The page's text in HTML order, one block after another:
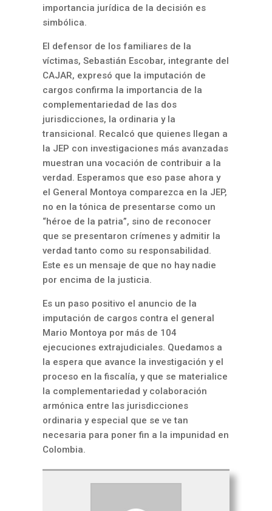
importancia jurídica de la decisión es
simbólica.
El defensor de los familiares de la
víctimas, Sebastián Escobar, integrante del
CAJAR, expresó que la imputación de
cargos confirma la importancia de la
complementariedad de las dos
jurisdicciones, la ordinaria y la
transicional. Recalcó que quienes llegan a
la JEP con investigaciones más avanzadas
muestran una vocación de contribuir a la
verdad. Esperamos que eso pase ahora y
el General Montoya comparezca en la JEP,
no en la tónica de presentarse como un
“héroe de la patria”, sino de reconocer
que se presentaron crímenes y admitir la
verdad tanto como su responsabilidad.
Este es un mensaje de que no hay nadie
por encima de la justicia.
Es un paso positivo el anuncio de la
imputación de cargos contra el general
Mario Montoya por más de 104
ejecuciones extrajudiciales. Quedamos a
la espera que avance la investigación y el
proceso en la fiscalía, y que se materialice
la complementariedad y colaboración
armónica entre las jurisdicciones
ordinaria y especial que se ve tan
necesaria para poner fin a la impunidad en
Colombia.